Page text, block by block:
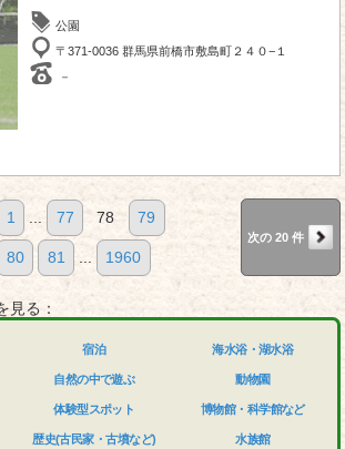
公園
〒371-0036 群馬県前橋市敷島町２４０−１
－
1 ... 77 78 79
80 81 ... 1960
次の 20 件
見る：
宿泊
自然の中で遊ぶ
体験型スポット
歴史(古民家・古墳など)
海水浴・湖水浴
動物園
博物館・科学館など
水族館